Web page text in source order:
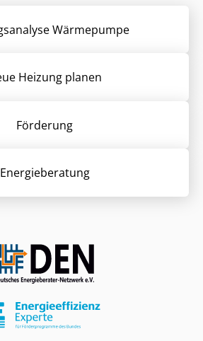
Wärmepumpe
Heizung planen
Förderung
Energieberatung